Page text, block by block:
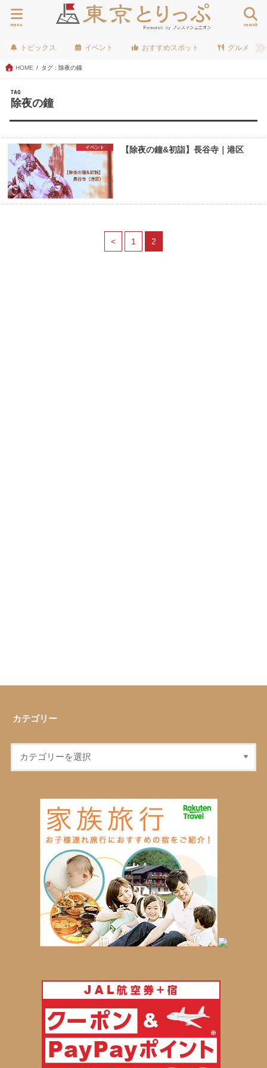
search
menu
トピックス イベント おすすめスポット グルメ
HOME タグ : 除夜の鐘
TAG
除夜の鐘
イベント 【除夜の鐘&初詣】長谷寺｜港区
< 1 2
カテゴリー